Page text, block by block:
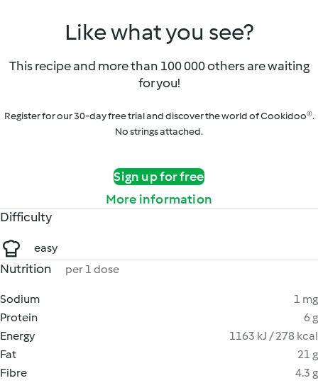
Like what you see?
This recipe and more than 100 000 others are waiting
for you!
Register for our 30-day free trial and discover the world of Cookidoo®.
No strings attached.
Sign up for free
More information
Difficulty
easy
Nutrition per 1 dose
Sodium
1 mg
Protein
6 g
Energy
1163 kJ / 278 kcal
Fat
21 g
Fibre
4.3 g